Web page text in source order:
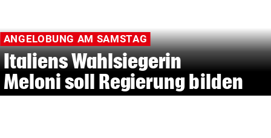
ANGELOBUNG AM SAMSTAG
Italiens Wahlsiegerin
Meloni soll Regierung bilden